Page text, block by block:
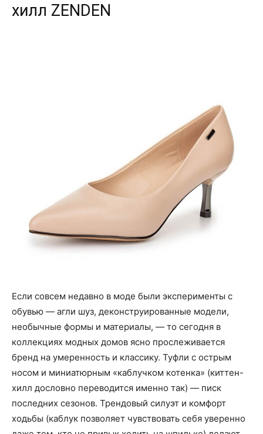
хилл ZENDEN
Если совсем недавно в моде были эксперименты с
обувью — агли шуз, деконструированные модели,
необычные формы и материалы, — то сегодня в
коллекциях модных домов ясно прослеживается
бренд на умеренность и классику. Туфли с острым
носом и миниатюрным «каблучком котенка» (киттен-
хилл дословно переводится именно так) — писк
последних сезонов. Трендовый силуэт и комфорт
ходьбы (каблук позволяет чувствовать себя уверенно